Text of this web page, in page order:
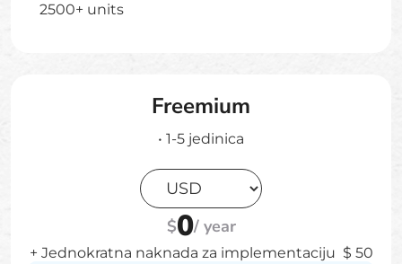
2500+ units
Freemium
• 1-5 jedinica
$0/ year
+ Jednokratna naknada za implementaciju $ 50